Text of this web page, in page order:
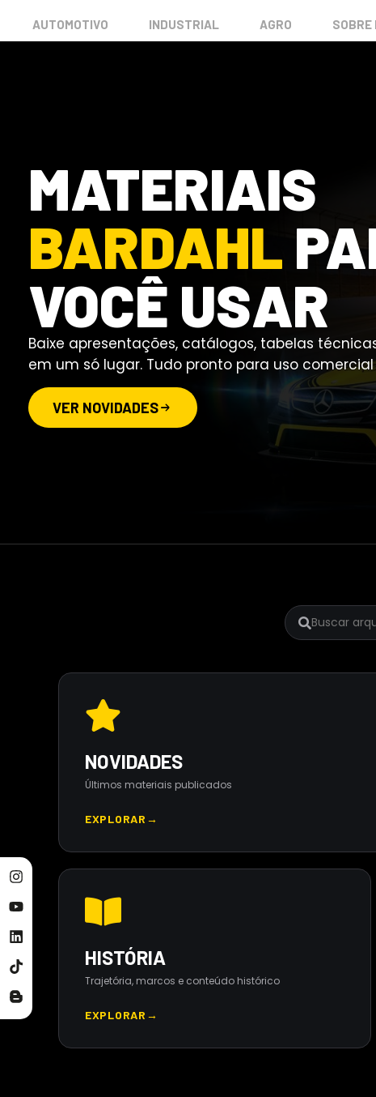
AUTOMOTIVO INDUSTRIAL AGRO SOBRE
MATERIAIS
BARDAHL
VOCÊ USAR
Baixe apresentações, catálogos, tabelas
em um só lugar. Tudo pronto para uso
VER NOVIDADES
NOVIDADES
Últimos materiais publicados
EXPLORAR →
HISTÓRIA
Trajetória, marcos e conteúdo histórico
EXPLORAR →